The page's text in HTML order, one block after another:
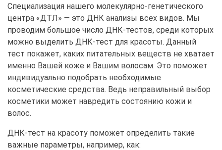
Специализация нашего молекулярно-генетического
центра «ДТЛ» — это ДНК анализы всех видов. Мы
проводим большое число ДНК-тестов, среди которых
можно выделить ДНК-тест для красоты. Данный
тест покажет, каких питательных веществ не хватает
именно Вашей коже и Вашим волосам. Это поможет
индивидуально подобрать необходимые
косметические средства. Ведь неправильный выбор
косметики может навредить состоянию кожи и
волос.
ДНК-тест на красоту поможет определить такие
важные параметры, например, как: